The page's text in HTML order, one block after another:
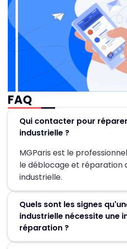
FAQ
Qui contacter pour
industrielle ?
MGParis est le
le déblocage et réparation
industrielle.
Quels sont les signes
industrielle nécessite une
réparation ?